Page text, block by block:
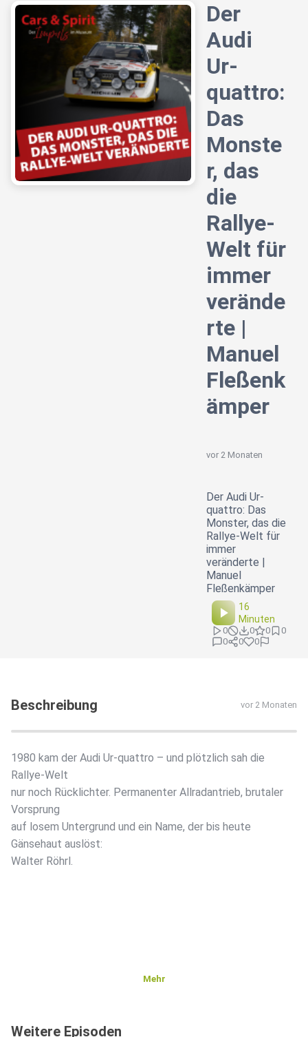
Der
Audi
Ur-
quattro:
Das
Monste
r, das
die
Rallye-
Welt für
immer
verände
rte |
Manuel
Fleßenk
ämper
vor 2 Monaten
Der Audi Ur-
quattro: Das
Monster, das die
Rallye-Welt für
immer
veränderte |
Manuel
Fleßenkämper
16
Minuten
0 0 0
0
0
0 0
Beschreibung vor 2 Monaten
1980 kam der Audi Ur-quattro – und plötzlich sah die
Rallye-Welt
nur noch Rücklichter. Permanenter Allradantrieb, brutaler
Vorsprung
auf losem Untergrund und ein Name, der bis heute
Gänsehaut auslöst:
Walter Röhrl.
Mehr
Weitere Episoden